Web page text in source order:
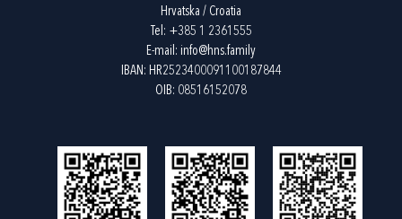
Hrvatska / Croatia
Tel: +385 1 2361555
E-mail: info@hns.family
IBAN: HR2523400091100187844
OIB: 08516152078